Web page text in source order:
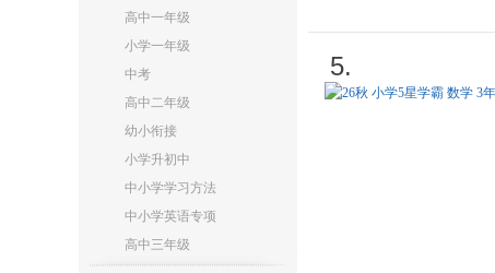
高中一年级
小学一年级
中考
高中二年级
幼小衔接
小学升初中
中小学学习方法
中小学英语专项
高中三年级
5.